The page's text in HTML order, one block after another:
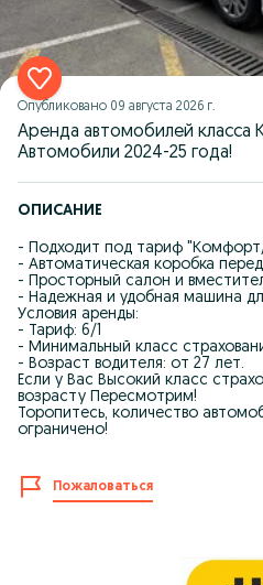
Опубликовано 09 августа 2026 г.
Аренда автомобилей класса
Автомобили 2024-25 года!
ОПИСАНИЕ
- Подходит под тариф
- Автоматическая коробка
- Просторный салон и
- Надежная и удобная машина
Условия аренды:
- Тариф: 6/1
- Минимальный класс
- Возраст водителя: от 27 лет.
Если у Вас Высокий класс
возрасту Пересмотрим!
Торопитесь, количество
ограничено!
Пожаловаться